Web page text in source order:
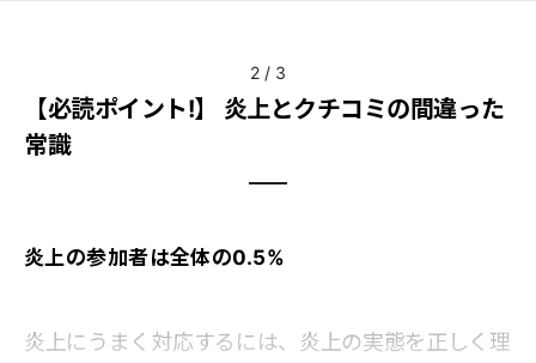
2 / 3
【必読ポイント!】 炎上とクチコミの間違った
常識
炎上の参加者は全体の0.5%
炎上にうまく対応するには、炎上の実態を正しく理